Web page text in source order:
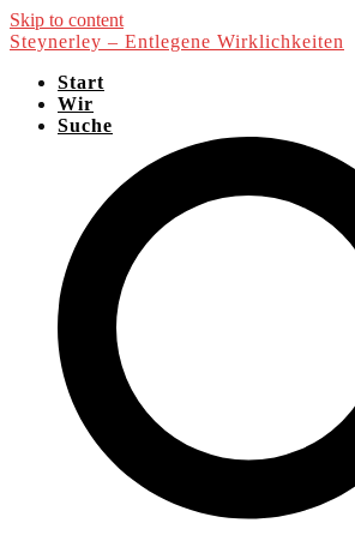
Skip to content
Steynerley – Entlegene Wirklichkeiten
Start
Wir
Suche